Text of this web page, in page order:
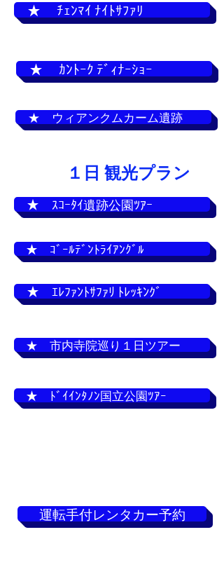
★ ﾁｪﾝﾏｲ ﾅｲﾄｻﾌｧﾘ
★ ｶﾝﾄｰｸ ﾃﾞｨﾅｰｼｮｰ
★ ウィアンクムカーム遺跡
１日 観光プラン
★ ｽｺｰﾀｲ遺跡公園ﾂｱｰ
★ ｺﾞｰﾙﾃﾞﾝﾄﾗｲｱﾝｸﾞﾙ
★ ｴﾚﾌｧﾝﾄｻﾌｧﾘ ﾄﾚｯｷﾝｸﾞ
★ 市内寺院巡り１日ツアー
★ ﾄﾞｲｲﾝﾀﾉﾝ国立公園ﾂｱｰ
運転手付レンタカー予約